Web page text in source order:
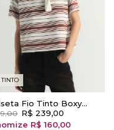
Fio Tinto Boxy
AvelãR$ 239,00
R$ 160,00